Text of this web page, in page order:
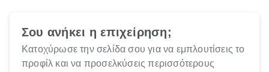
Σου ανήκει η επιχείρηση;
Κατοχύρωσε την σελίδα σου για να εμπλουτίσεις το
προφίλ και να προσελκύσεις περισσότερους